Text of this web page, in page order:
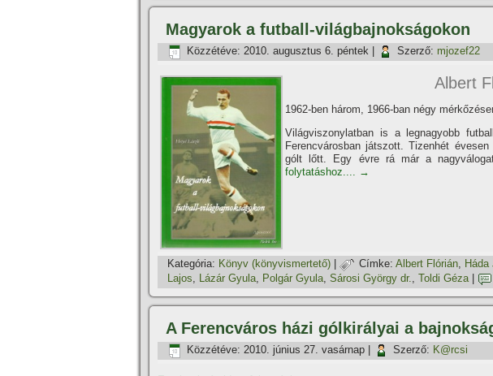
Magyarok a futball-világbajnokságokon
Közzétéve: 2010. augusztus 6. péntek Szerző: mjozef22
Albert
1962-ben három, 1966-ban négy
Világviszonylatban is a legnagyobb
Ferencvárosban játszott. Tizenhét
gólt lőtt. Egy évre rá már a
folytatáshoz.... →
Kategória: Könyv (könyvismertető) Címke: Albert Flórián,
Lajos, Lázár Gyula, Polgár Gyula, Sárosi György dr., Toldi Géza|
A Ferencváros házi gólkirályai a
Közzétéve: 2010. június 27. vasárnap Szerző: K@rcsi